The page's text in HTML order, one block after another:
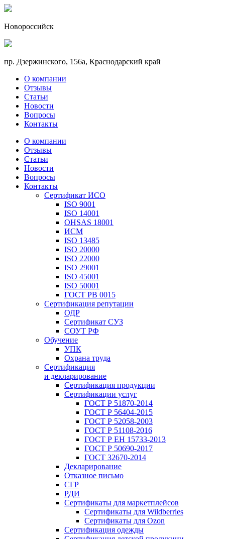
Новороссийск
пр. Дзержинского, 156a, Краснодарский край
О компании
Отзывы
Статьи
Новости
Вопросы
Контакты
О компании
Отзывы
Статьи
Новости
Вопросы
Контакты
Сертификат ИСО
ISO 9001
ISO 14001
OHSAS 18001
ИСМ
ISO 13485
ISO 20000
ISO 22000
ISO 29001
ISO 45001
ISO 50001
ГОСТ РВ 0015
Сертификация репутации
ОДР
Сертификат СУЗ
СОУТ РФ
Обучение
УПК
Охрана труда
Сертификация
и декларирование
Сертификация продукции
Сертификации услуг
ГОСТ Р 51870-2014
ГОСТ Р 56404-2015
ГОСТ Р 52058-2003
ГОСТ Р 51108-2016
ГОСТ Р ЕН 15733-2013
ГОСТ Р 50690-2017
ГОСТ 32670-2014
Декларирование
Отказное письмо
СГР
РДИ
Сертификаты для маркетплейсов
Сертификаты для Wildberries
Сертификаты для Ozon
Сертификация одежды